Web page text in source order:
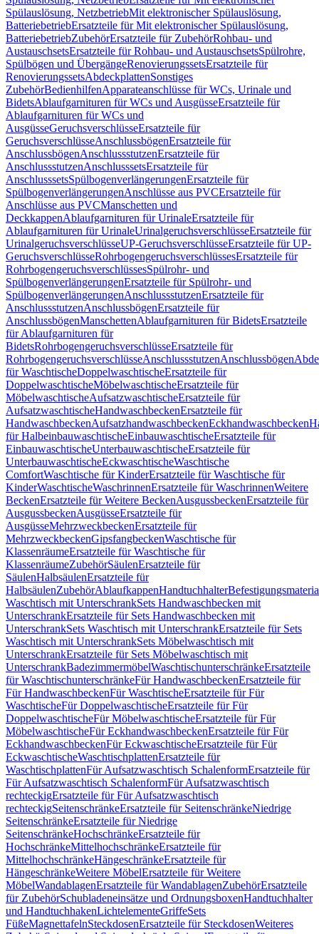
Spülauslösung, NetzbetriebMit elektronischer Spülauslösung,
BatteriebetriebErsatzteile für Mit elektronischer Spülauslösung,
BatteriebetriebZubehörErsatzteile für ZubehörRohbau- und
AustauschsetsErsatzteile für Rohbau- und AustauschsetsSpülrohre,
Spülbögen und ÜbergängeRenovierungssetsErsatzteile für
RenovierungssetsAbdeckplattenSonstiges
ZubehörBedienhilfenApparateanschlüsse für WCs, Urinale und
BidetsAblaufgarnituren für WCs und AusgüsseErsatzteile für
Ablaufgarnituren für WCs und
AusgüsseGeruchsverschlüsseErsatzteile für
GeruchsverschlüsseAnschlussbögenErsatzteile für
AnschlussbögenAnschlussstutzenErsatzteile für
AnschlussstutzenAnschlusssetsErsatzteile für
AnschlusssetsSpülbogenverlängerungenErsatzteile für
SpülbogenverlängerungenAnschlüsse aus PVCErsatzteile für
Anschlüsse aus PVCManschetten und
DeckkappenAblaufgarnituren für UrinaleErsatzteile für
Ablaufgarnituren für UrinaleUrinalgeruchsverschlüsseErsatzteile für
UrinalgeruchsverschlüsseUP-GeruchsverschlüsseErsatzteile für UP-
GeruchsverschlüsseRohrbogengeruchsverschlüssesErsatzteile für
RohrbogengeruchsverschlüssesSpülrohr- und
SpülbogenverlängerungenErsatzteile für Spülrohr- und
SpülbogenverlängerungenAnschlussstutzenErsatzteile für
AnschlussstutzenAnschlussbögenErsatzteile für
AnschlussbögenManschettenAblaufgarnituren für BidetsErsatzteile
für Ablaufgarnituren für
BidetsRohrbogengeruchsverschlüsseErsatzteile für
RohrbogengeruchsverschlüsseAnschlussstutzenAnschlussbögen
für WaschtischeDoppelwaschtischeErsatzteile für
DoppelwaschtischeMöbelwaschtischeErsatzteile für
MöbelwaschtischeAufsatzwaschtischeErsatzteile für
AufsatzwaschtischeHandwaschbeckenErsatzteile für
HandwaschbeckenAufsatzhandwaschbeckenEckhandwaschbecken
für HalbeinbauwaschtischeEinbauwaschtischeErsatzteile für
EinbauwaschtischeUnterbauwaschtischeErsatzteile für
UnterbauwaschtischeEckwaschtischeWaschtische
ComfortWaschtische für KinderErsatzteile für Waschtische für
KinderWaschtischeWaschrinnenErsatzteile für WaschrinnenWeitere
BeckenErsatzteile für Weitere BeckenAusgussbeckenErsatzteile für
AusgussbeckenAusgüsseErsatzteile für
AusgüsseMehrzweckbeckenErsatzteile für
MehrzweckbeckenGipsfangbeckenWaschtische für
KlassenräumeErsatzteile für Waschtische für
KlassenräumeZubehörSäulenErsatzteile für
SäulenHalbsäulenErsatzteile für
HalbsäulenZubehörAblaufkappenHandtuchhalter
Waschtisch mit UnterschrankSets Handwaschbecken mit
UnterschrankErsatzteile für Sets Handwaschbecken mit
UnterschrankSets Waschtisch mit UnterschrankErsatzteile für Sets
Waschtisch mit UnterschrankSets Möbelwaschtisch mit
UnterschrankErsatzteile für Sets Möbelwaschtisch mit
UnterschrankBadezimmermöbelWaschtischunterschränkeErsatzteile
für WaschtischunterschränkeFür HandwaschbeckenErsatzteile für
Für HandwaschbeckenFür WaschtischeErsatzteile für Für
WaschtischeFür DoppelwaschtischeErsatzteile für Für
DoppelwaschtischeFür MöbelwaschtischeErsatzteile für Für
MöbelwaschtischeFür EckhandwaschbeckenErsatzteile für Für
EckhandwaschbeckenFür EckwaschtischeErsatzteile für Für
EckwaschtischeWaschtischplattenErsatzteile für
WaschtischplattenFür Aufsatzwaschtisch SchalenformErsatzteile für
Für Aufsatzwaschtisch SchalenformFür Aufsatzwaschtisch
rechteckigErsatzteile für Für Aufsatzwaschtisch
rechteckigSeitenschränkeErsatzteile für SeitenschränkeNiedrige
SeitenschränkeErsatzteile für Niedrige
SeitenschränkeHochschränkeErsatzteile für
HochschränkeMittelhochschränkeErsatzteile für
MittelhochschränkeHängeschränkeErsatzteile für
HängeschränkeWeitere MöbelErsatzteile für Weitere
MöbelWandablagenErsatzteile für WandablagenZubehörErsatzteile
für ZubehörSchubladeneinsätze und OrdnungsboxenHandtuchhalter
und HandtuchhakenLichtelementeGriffeSets
FüßeMagnettafelnSteckdosenErsatzteile für SteckdosenWeiteres